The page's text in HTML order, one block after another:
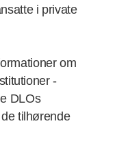
i private
om
-
DLOs
tilhørende